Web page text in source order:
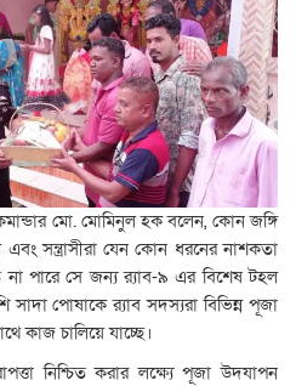
মো. মোমিনুল হক বলেন, কোন জঙ্গি
এবং সন্ত্রাসীরা যেন কোন ধরনের নাশকতা
না পারে সে জন্য র‍্যাব-৯ এর বিশেষ টহল
সাদা পোষাকে র‍্যাব সদস্যরা বিভিন্ন পূজা
কাজ চালিয়ে যাচ্ছে।
নিশ্চিত করার লক্ষ্যে পূজা উদযাপন